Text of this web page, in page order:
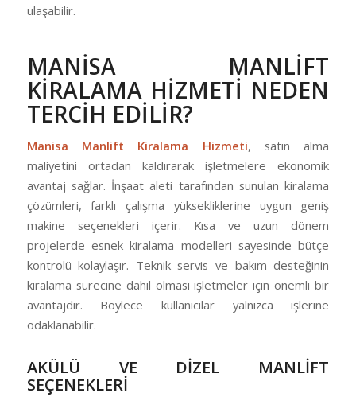
ulaşabilir.
MANİSA MANLİFT
KİRALAMA HİZMETİ NEDEN
TERCİH EDİLİR?
Manisa Manlift Kiralama Hizmeti, satın alma
maliyetini ortadan kaldırarak işletmelere ekonomik
avantaj sağlar. İnşaat aleti tarafından sunulan kiralama
çözümleri, farklı çalışma yüksekliklerine uygun geniş
makine seçenekleri içerir. Kısa ve uzun dönem
projelerde esnek kiralama modelleri sayesinde bütçe
kontrolü kolaylaşır. Teknik servis ve bakım desteğinin
kiralama sürecine dahil olması işletmeler için önemli bir
avantajdır. Böylece kullanıcılar yalnızca işlerine
odaklanabilir.
AKÜLÜ VE DİZEL MANLİFT
SEÇENEKLERİ